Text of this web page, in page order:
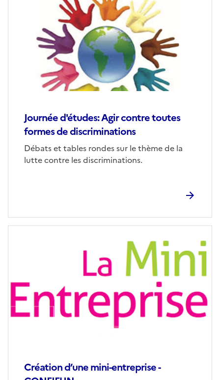
Journée d'études: Agir contre toutes
formes de discriminations
Débats et tables rondes sur le thème de la
lutte contre les discriminations.
Création d’une mini-entreprise -